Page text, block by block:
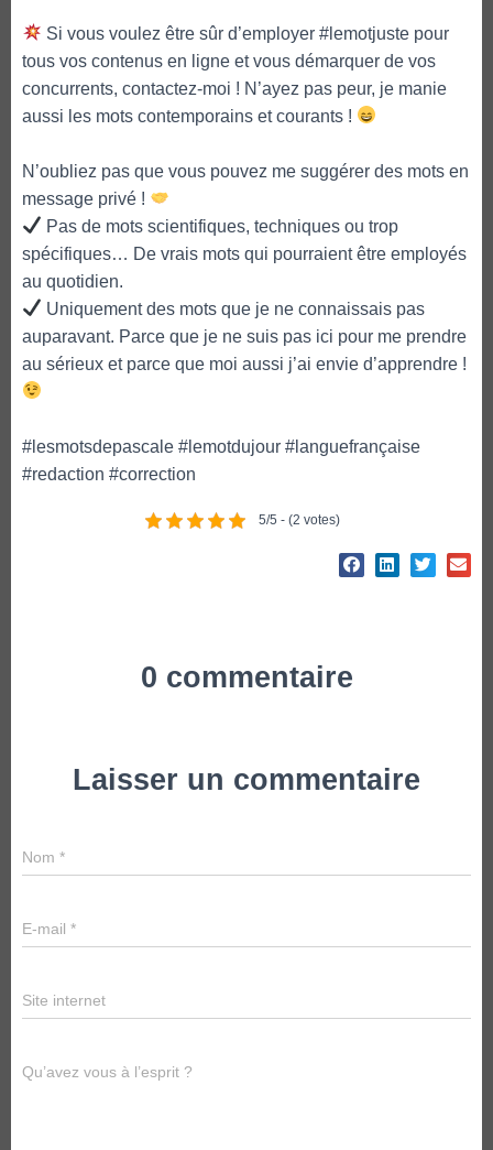
Si vous voulez être sûr d’employer #lemotjuste pour
tous vos contenus en ligne et vous démarquer de vos
concurrents, contactez-moi ! N’ayez pas peur, je manie
aussi les mots contemporains et courants !
N’oubliez pas que vous pouvez me suggérer des mots en
message privé !
Pas de mots scientifiques, techniques ou trop
spécifiques… De vrais mots qui pourraient être employés
au quotidien.
Uniquement des mots que je ne connaissais pas
auparavant. Parce que je ne suis pas ici pour me prendre
au sérieux et parce que moi aussi j’ai envie d’apprendre !
#lesmotsdepascale #lemotdujour #languefrançaise
#redaction #correction
5/5 - (2 votes)
0 commentaire
Laisser un commentaire
Nom *
E-mail *
Site internet
Qu’avez vous à l’esprit ?